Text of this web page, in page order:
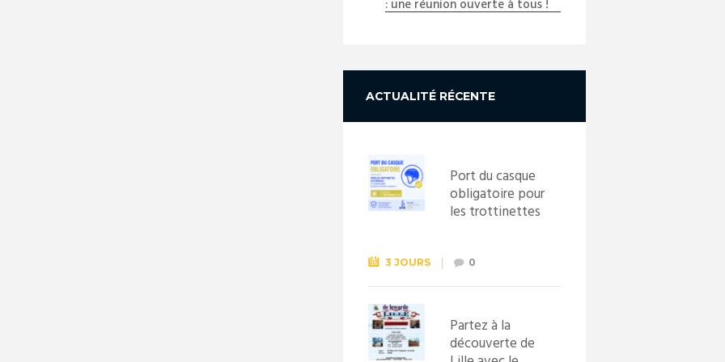
: une réunion ouverte à tous !
ACTUALITÉ RÉCENTE
Port du casque
obligatoire pour
les trottinettes
septembre
2026
3 JOURS 0
Partez à la
découverte de